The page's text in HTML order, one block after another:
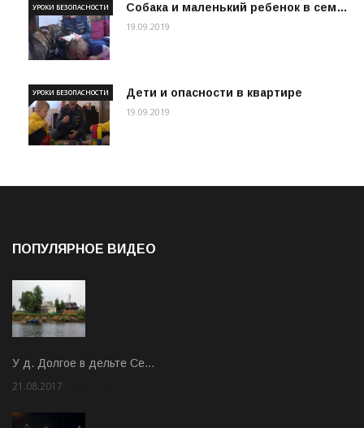
Собака и маленький ребенок в сем…
УРОКИ БЕЗОПАСНОСТИ
19.09.2019
Дети и опасности в квартире
УРОКИ БЕЗОПАСНОСТИ
19.09.2019
ПОПУЛЯРНОЕ ВИДЕО
У д. Долгое в дельте Се…
21.08.2017